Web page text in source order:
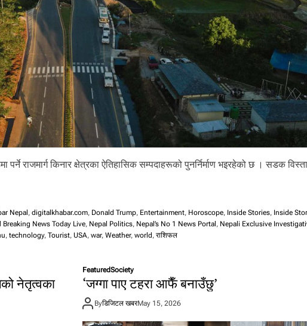
राजमार्ग किनार क्षेत्रका ऐतिहासिक सम्पदाहरूको पुनर्निर्माण भइरहेको छ । सडक
Nepal , digitalkhabar.com, Donald Trump, Entertainment, Horoscope, Inside Stories, Inside
Breaking News Today Live, Nepal Politics, Nepal’s No 1 News Portal , Nepali Exclusive
, technology, Tourist, USA, war, Weather, world , राशिफल
नेतृत्वका
FeaturedSociety
‘जग्गा पाए टहरा आफैँ बनाउँछु’
Byडिजिटल खबरMay 15, 2026